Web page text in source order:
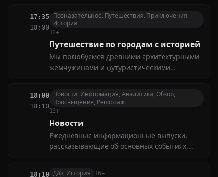
17:35
18:00
Познавательное, Путешествия, Приключения,
История
12+
Путешествие по городам с историей
Мы полюбуемся древними архитектурными
жемчужинами и футуристическими
городов, увидим невероятные памятники,
богатую палитру цветов, стилей и форм. В
выпуске — Сингапур; колониальное прошлое
18:00
18:10
Новости, Информация, Аналитика, Обзор,
Просвещение, Репортаж
12+
Новости
Ежедневные информационные выпуски,
рассказывающие об основных событиях,
18:10 Д/ф, История 16+